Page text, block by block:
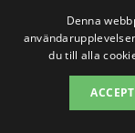
enklare för
beslut och
sanering i
Denna
du till alla